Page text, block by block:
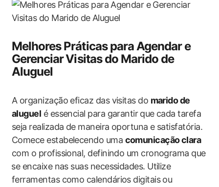
Melhores Práticas​ para Agendar e
Gerenciar⁢ Visitas do Marido de
Aluguel
A organização eficaz das visitas do marido de
aluguel é essencial para garantir ⁤que cada tarefa
seja realizada de maneira oportuna e satisfatória.
Comece estabelecendo uma comunicação clara
com o profissional, definindo um cronograma que
⁤se encaixe nas suas necessidades. Utilize
ferramentas como calendários digitais‌ ou